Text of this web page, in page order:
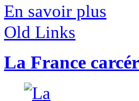
En savoir plus
Old Links
La France